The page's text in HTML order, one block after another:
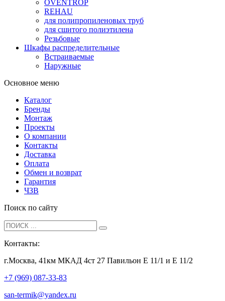
OVENTROP
REHAU
для полипропиленовых труб
для сшитого полиэтилена
Резьбовые
Шкафы распределительные
Встраиваемые
Наружные
Основное меню
Каталог
Бренды
Монтаж
Проекты
О компании
Контакты
Доставка
Оплата
Обмен и возврат
Гарантия
ЧЗВ
Поиск по сайту
Контакты:
г.Москва, 41км МКАД 4ст 27 Павильон Е 11/1 и Е 11/2
+7 (969) 087-33-83
san-termik@yandex.ru